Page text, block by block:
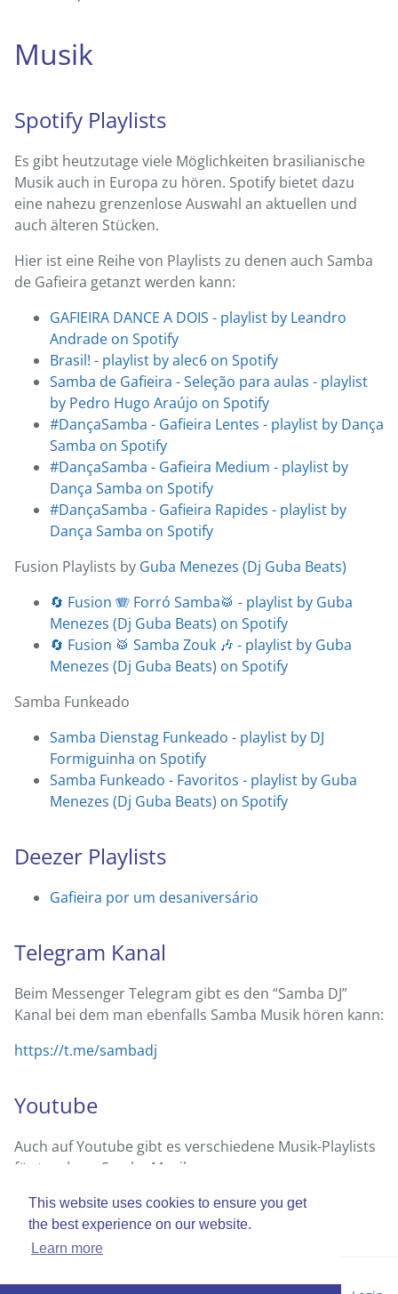
This website uses cookies to ensure you get
the best experience on our website.
Learn more
Musik
Spotify Playlists
Es gibt heutzutage viele Möglichkeiten brasilianische
Musik auch in Europa zu hören. Spotify bietet dazu
eine nahezu grenzenlose Auswahl an aktuellen und
auch älteren Stücken.
Hier ist eine Reihe von Playlists zu denen auch Samba
de Gafieira getanzt werden kann:
GAFIEIRA DANCE A DOIS - playlist by Leandro
Andrade on Spotify
Brasil! - playlist by alec6 on Spotify
Samba de Gafieira - Seleção para aulas - playlist
by Pedro Hugo Araújo on Spotify
#DançaSamba - Gafieira Lentes - playlist by Dança
Samba on Spotify
#DançaSamba - Gafieira Medium - playlist by
Dança Samba on Spotify
#DançaSamba - Gafieira Rapides - playlist by
Dança Samba on Spotify
Fusion Playlists by Guba Menezes (Dj Guba Beats)
🔄 Fusion 🪗 Forró Samba🥁 - playlist by Guba
Menezes (Dj Guba Beats) on Spotify
🔄 Fusion 🥁 Samba Zouk 🎶 - playlist by Guba
Menezes (Dj Guba Beats) on Spotify
Samba Funkeado
Samba Dienstag Funkeado - playlist by DJ
Formiguinha on Spotify
Samba Funkeado - Favoritos - playlist by Guba
Menezes (Dj Guba Beats) on Spotify
Deezer Playlists
Gafieira por um desaniversário
Telegram Kanal
Beim Messenger Telegram gibt es den “Samba DJ”
Kanal bei dem man ebenfalls Samba Musik hören kann:
https://t.me/sambadj
Youtube
Auch auf Youtube gibt es verschiedene Musik-Playlists
für tanzbare Samba Musik:
Zum Beispiel beiReduto do Samba